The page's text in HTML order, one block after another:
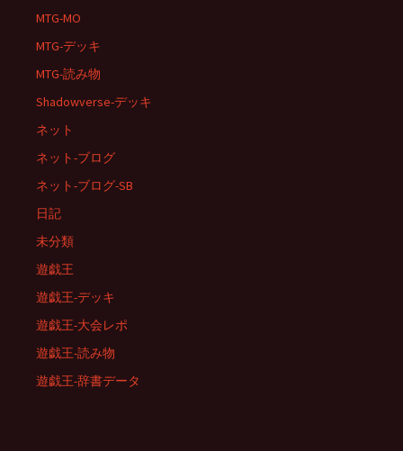
MTG-MO
MTG-デッキ
MTG-読み物
Shadowverse-デッキ
ネット
ネット-ブログ
ネット-ブログ-SB
日記
未分類
遊戯王
遊戯王-デッキ
遊戯王-大会レポ
遊戯王-読み物
遊戯王-辞書データ